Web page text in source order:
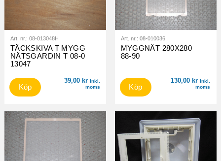
Art. nr.: 08-013048H
TÄCKSKIVA T MYGG
NÄTSGARDIN T 08-0
13047
39,00 kr inkl.
moms
Köp
Art. nr.: 08-010036
MYGGNÄT 280X280
88-90
130,00 kr inkl.
moms
Köp